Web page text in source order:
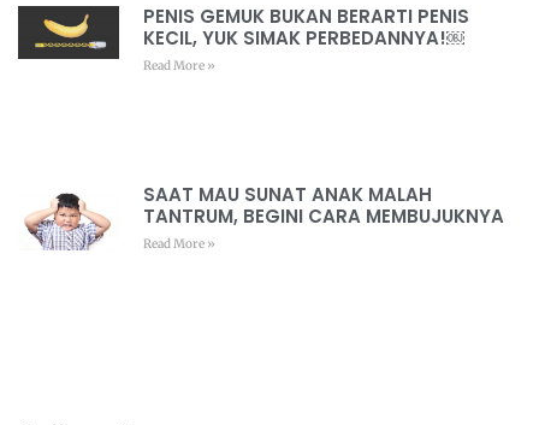
PENIS GEMUK BUKAN BERARTI PENIS
KECIL, YUK SIMAK PERBEDANNYA!￼
Read More »
SAAT MAU SUNAT ANAK MALAH
TANTRUM, BEGINI CARA MEMBUJUKNYA
Read More »